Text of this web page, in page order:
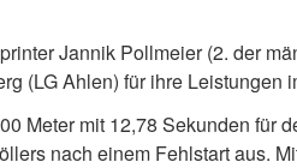
Jannik Pollmeier (2. der
(LG Ahlen) für ihre
Meter mit 12,78 Sekunden
nach einem Fehlstart aus.